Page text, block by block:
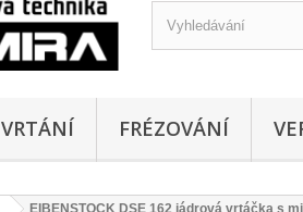
VRTÁNÍ FRÉZOVÁNÍ
EIBENSTOCK DSE 162 jádrová vrtáčka s